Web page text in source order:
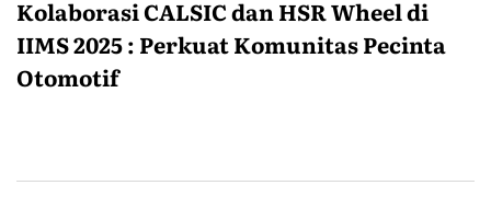
Kolaborasi CALSIC dan HSR Wheel di
IIMS 2025 : Perkuat Komunitas Pecinta
Otomotif